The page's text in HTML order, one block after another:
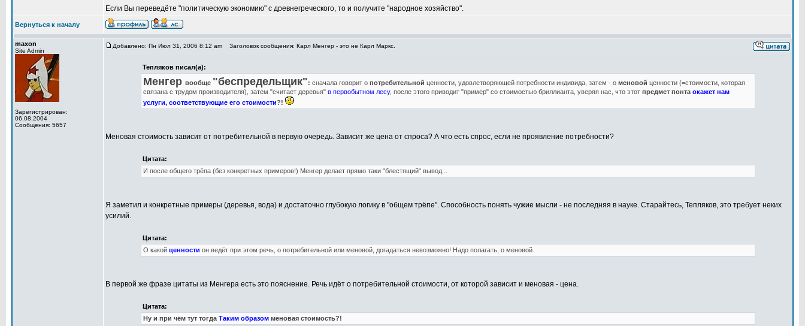
Если Вы переведёте "политическую экономию" с древнегреческого, то и получите "народное хозяйство".
Вернуться к началу
maxon
Site Admin
Зарегистрирован:
06.08.2004
Сообщения: 5657
Добавлено: Пн Июл 31, 2006 8:12 am Заголовок сообщения: Карл Менгер - это не Карл Маркс.
Тепляков писал(а):
Менгер вообще "беспредельщик": сначала говорит о потребительной ценности, удовлетворяющей потребности индивида, затем - о меновой ценности (=стоимости, которая
связана с трудом производителя), затем "считает деревья" в первобытном лесу, после этого приводит "пример" со стоимостью бриллианта, уверяя нас, что этот предмет понта окажет нам
услуги, соответствующие его стоимости?!
Меновая стоимость зависит от потребительной в первую очередь. Зависит же цена от спроса? А что есть спрос, если не проявление потребности?
Цитата:
И после общего трёпа (без конкретных примеров!) Менгер делает прямо таки "блестящий" вывод...
Я заметил и конкретные примеры (деревья, вода) и достаточно глубокую логику в "общем трёпе". Способность понять чужие мысли - не последняя в науке. Старайтесь, Тепляков, это требует неких
усилий.
Цитата:
О какой ценности он ведёт при этом речь, о потребительной или меновой, догадаться невозможно! Надо полагать, о меновой.
В первой же фразе цитаты из Менгера есть это пояснение. Речь идёт о потребительной стоимости, от которой зависит и меновая - цена.
Цитата:
Ну и при чём тут тогда Таким образом меновая стоимость?!